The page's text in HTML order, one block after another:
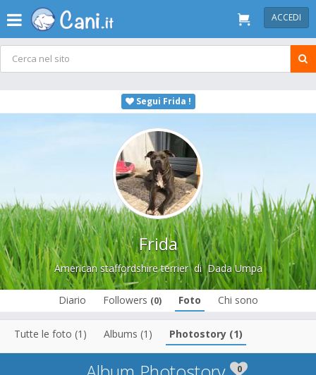
ACCEDI
Segui Frida !
Frida
American staffordshire terrierdiDada Umpa
Diario Followers (0) Foto Chi sono
Tutte le foto (1) Albums (1) Photostory (1)
0